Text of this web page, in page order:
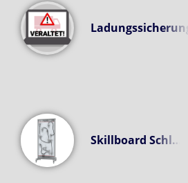
Ladungssicherung
Skillboard Schl…